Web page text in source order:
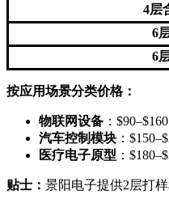
4层
6
6
按应用场景分类价格：
物联网设备 ：
汽车控制模块 ：
医疗电子原型 ：
贴士： 景阳电子提供2层打